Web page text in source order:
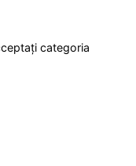
categoria